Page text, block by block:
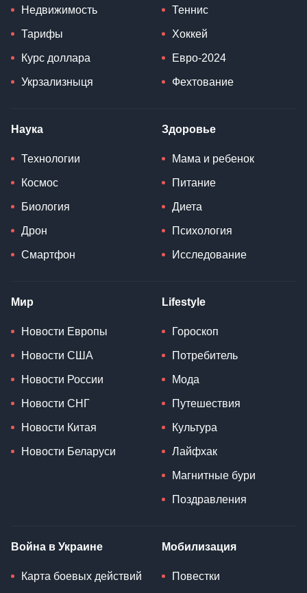
Недвижимость
Тарифы
Курс доллара
Укрзализныця
Теннис
Хоккей
Евро-2024
Фехтование
Наука
Технологии
Космос
Биология
Дрон
Смартфон
Здоровье
Мама и ребенок
Питание
Диета
Психология
Исследование
Мир
Новости Европы
Новости США
Новости России
Новости СНГ
Новости Китая
Новости Беларуси
Lifestyle
Гороскоп
Потребитель
Мода
Путешествия
Культура
Лайфхак
Магнитные бури
Поздравления
Война в Украине
Карта боевых действий
Мобилизация
Повестки